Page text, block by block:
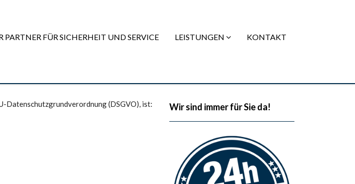
PARTNER FÜR SICHERHEIT UND SERVICE LEISTUNGEN KONTAKT
Datenschutzgrundverordnung (DSGVO), ist:
Wir sind immer für Sie da!